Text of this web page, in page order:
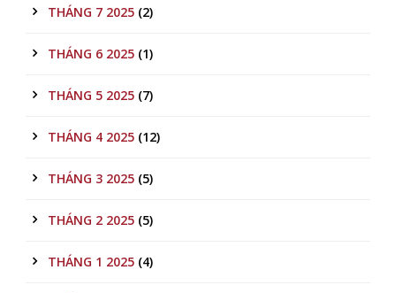
THÁNG 7 2025 (2)
THÁNG 6 2025 (1)
THÁNG 5 2025 (7)
THÁNG 4 2025 (12)
THÁNG 3 2025 (5)
THÁNG 2 2025 (5)
THÁNG 1 2025 (4)